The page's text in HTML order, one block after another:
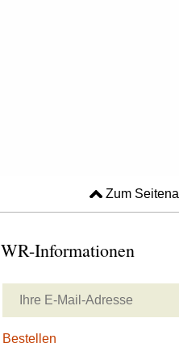
Zum
WR-Informationen